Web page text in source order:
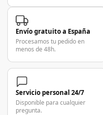
Envío gratuito a España
Procesamos tu pedido en
menos de 48h.
Servicio personal 24/7
Disponible para cualquier
pregunta.